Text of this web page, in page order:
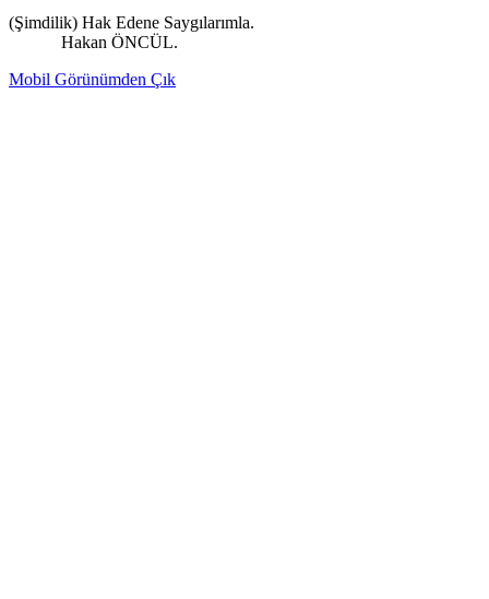
(Şimdilik) Hak Edene Saygılarımla.
Hakan ÖNCÜL.
Mobil Görünümden Çık